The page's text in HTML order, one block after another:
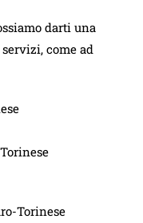
darti una
come ad
Torinese